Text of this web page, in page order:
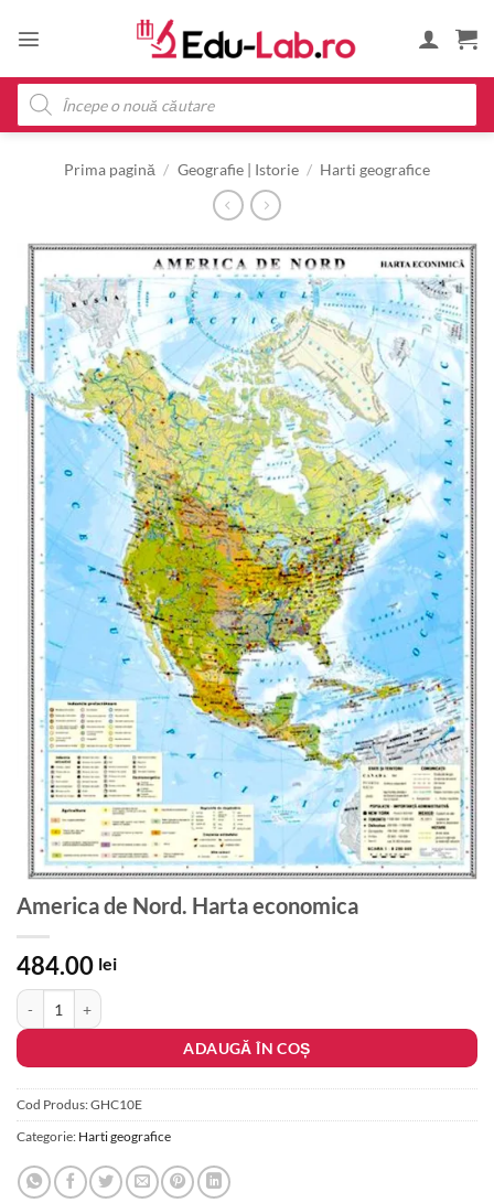
Products
search
Prima pagină / Geografie | Istorie / Harti geografice
America de Nord. Harta economica
484.00 lei
Cantitate America de Nord. Harta economica
ADAUGĂ ÎN COȘ
Cod Produs:GHC10E
Categorie: Harti geografice